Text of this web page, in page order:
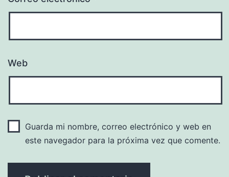
Web
Guarda mi nombre, correo electrónico y web en
este navegador para la próxima vez que comente.